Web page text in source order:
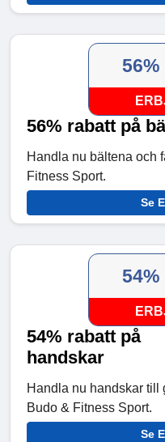
56%
56% rabatt på
Handla nu bältena och
Fitness Sport.
Se
54%
54% rabatt på
handskar
Handla nu handskar till
Budo & Fitness Sport.
Se